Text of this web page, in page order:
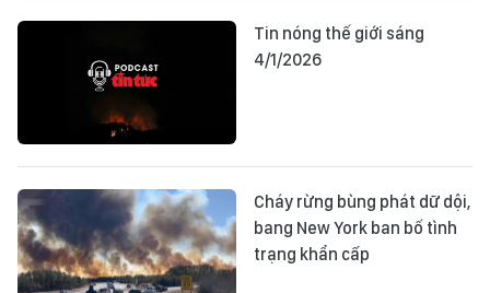
Tin nóng thế giới sáng
4/1/2026
Cháy rừng bùng phát dữ dội,
bang New York ban bố tình
trạng khẩn cấp